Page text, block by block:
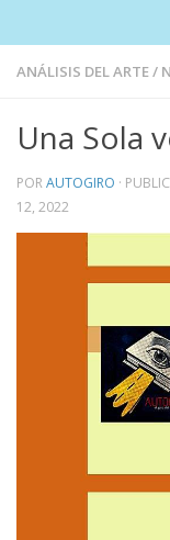
ANÁLISIS DEL ARTE/
Una Sola
PORAUTOGIRO ·
12, 2022